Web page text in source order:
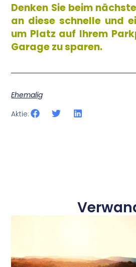
Denken Sie beim
an diese schnelle und
um Platz auf Ihrem
Garage zu sparen.
Ehemalig
Aktie: